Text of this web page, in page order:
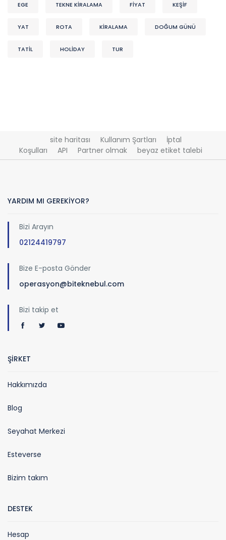
EGE TEKNE KİRALAMA FİYAT KEŞIF
YAT ROTA KİRALAMA DOĞUM GÜNÜ
TATİL HOLİDAY TUR
site haritası Kullanım Şartları
İptal
Koşulları
API Partner olmak beyaz etiket talebi
YARDIM MI GEREKİYOR?
Bizi Arayın
02124419797
Bize E-posta Gönder
operasyon@biteknebul.com
Bizi takip et
ŞİRKET
Hakkımızda
Blog
Seyahat Merkezi
Esteverse
Bizim takım
DESTEK
Hesap